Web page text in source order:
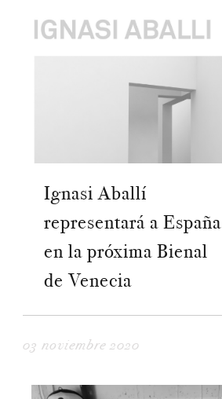
Ignasi Aballí
representará a España
en la próxima Bienal
de Venecia
03 noviembre 2020